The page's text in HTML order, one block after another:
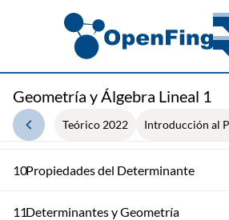
Geometría y Álgebra Lineal 1
Teórico 2022 Introducción al
Inversa de una Matriz
Matrices Elementales y
9 Determinantes
10Propiedades del Determinante
11Determinantes y Geometría